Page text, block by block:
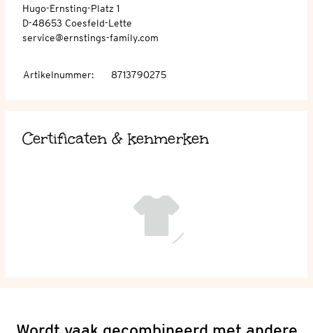
Hugo-Ernsting-Platz 1
D-48653 Coesfeld-Lette
service@ernstings-family.com
Artikelnummer: 8713790275
Certificaten & kenmerken